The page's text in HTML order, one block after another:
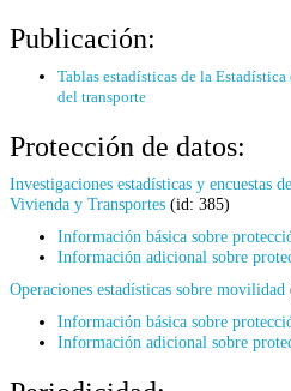
Publicación:
Tablas estadísticas de la
del transporte
Protección de datos:
Investigaciones estadísticas y encuestas
Vivienda y Transportes (id: 385)
Información básica sobre
Información adicional sobre
Operaciones estadísticas sobre movilidad
Información básica sobre
Información adicional sobre